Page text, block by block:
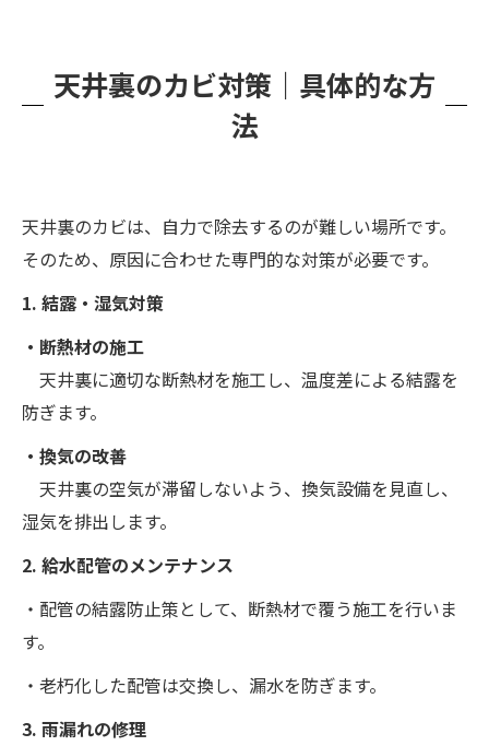
天井裏のカビ対策｜具体的な方
法
天井裏のカビは、自力で除去するのが難しい場所です。
そのため、原因に合わせた専門的な対策が必要です。
1. 結露・湿気対策
・断熱材の施工
天井裏に適切な断熱材を施工し、温度差による結露を
防ぎます。
・換気の改善
天井裏の空気が滞留しないよう、換気設備を見直し、
湿気を排出します。
2. 給水配管のメンテナンス
・配管の結露防止策として、断熱材で覆う施工を行いま
す。
・老朽化した配管は交換し、漏水を防ぎます。
3. 雨漏れの修理